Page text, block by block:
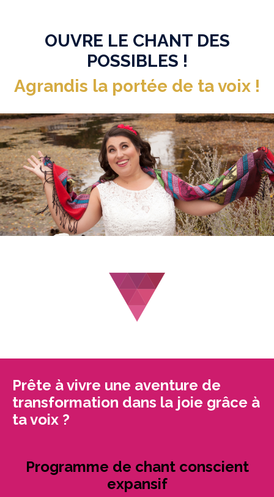
OUVRE LE CHANT DES
POSSIBLES !
Agrandis la portée de ta voix !
Prête à vivre une aventure de
transformation dans la joie grâce à
ta voix ?
Programme de chant conscient
expansif